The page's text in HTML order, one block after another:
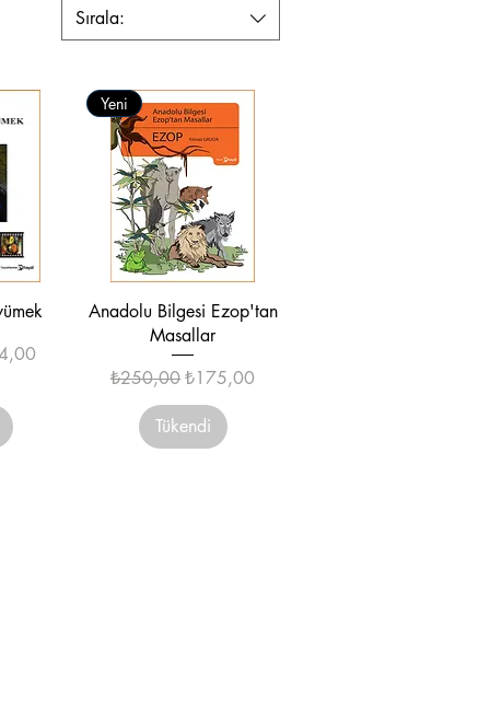
Sırala:
Fiyat
Hızlı Bakış
Yeni
Anadolu Bilgesi Ezop'tan
Masallar
Normal Fiyat
₺250,00İndirimli Fiyat
₺175,00
Tükendi